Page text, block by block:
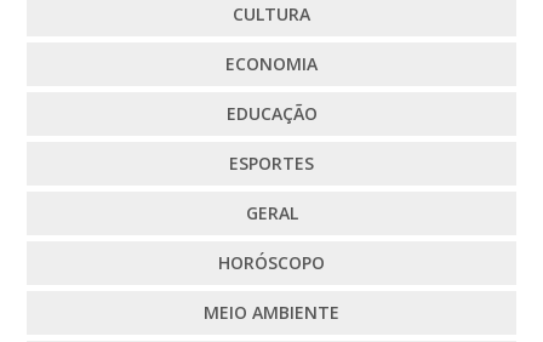
CULTURA
ECONOMIA
EDUCAÇÃO
ESPORTES
GERAL
HORÓSCOPO
MEIO AMBIENTE